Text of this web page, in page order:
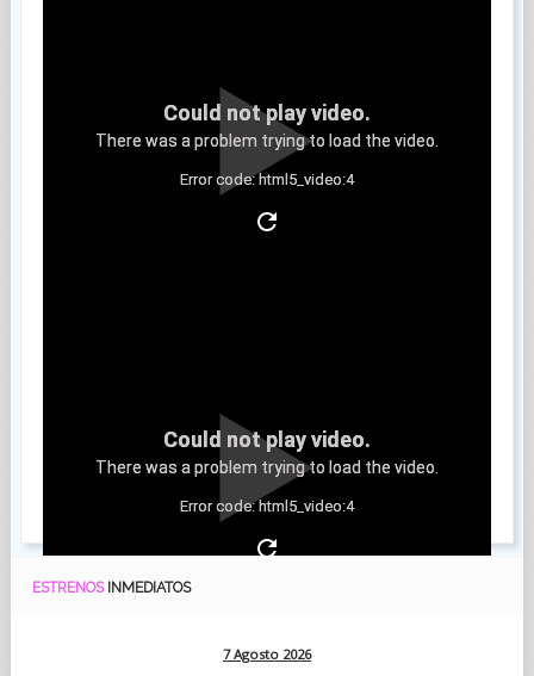
Could not play video.
There was a problem trying to load the video.
Error code: html5_video:4
Could not play video.
There was a problem trying to load the video.
Error code: html5_video:4
ESTRENOS INMEDIATOS
7 Agosto 2026